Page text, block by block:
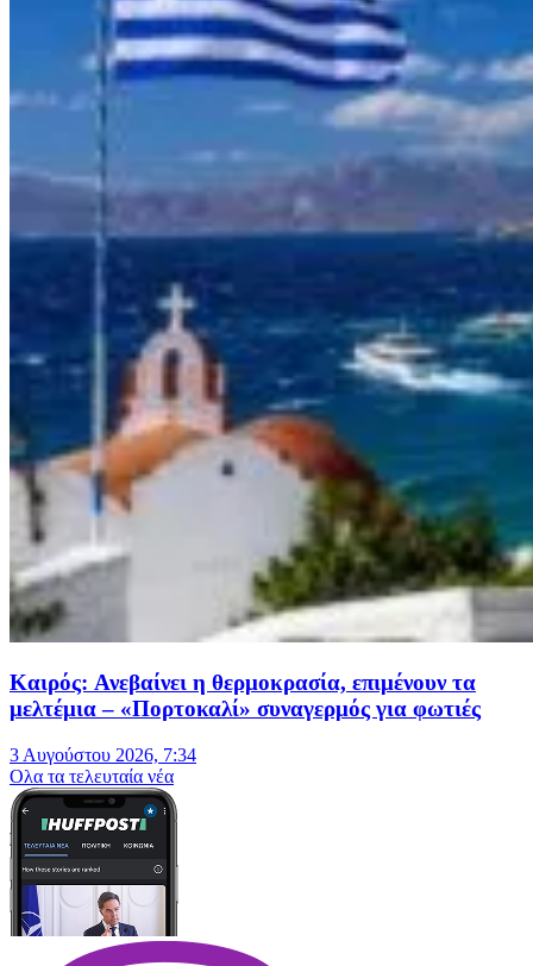
Καιρός: Ανεβαίνει η θερμοκρασία, επιμένουν τα
μελτέμια – «Πορτοκαλί» συναγερμός για φωτιές
3 Αυγούστου 2026, 7:34
Oλα τα τελευταία νέα